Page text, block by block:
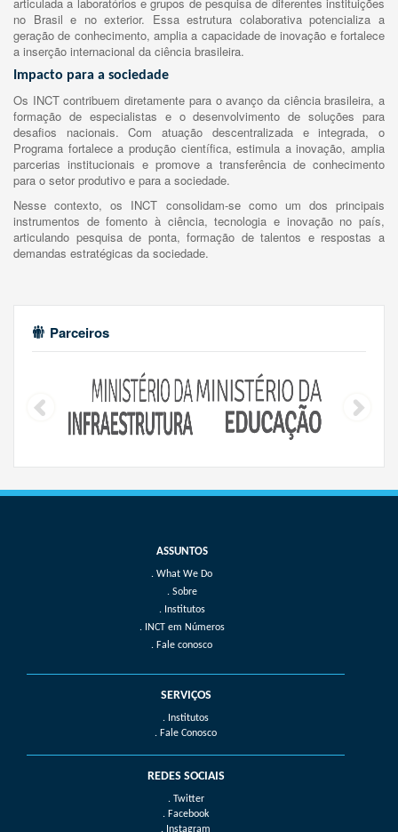
no Brasil e no exterior. Essa estrutura colaborativa potencializa a
geração de conhecimento, amplia a capacidade de inovação e fortalece
a inserção internacional da ciência brasileira.
Impacto para a sociedade
Os INCT contribuem diretamente para o avanço da ciência brasileira, a
formação de especialistas e o desenvolvimento de soluções para
desafios nacionais. Com atuação descentralizada e integrada, o
Programa fortalece a produção científica, estimula a inovação, amplia
parcerias institucionais e promove a transferência de conhecimento
para o setor produtivo e para a sociedade.
Nesse contexto, os INCT consolidam-se como um dos principais
instrumentos de fomento à ciência, tecnologia e inovação no país,
articulando pesquisa de ponta, formação de talentos e respostas a
demandas estratégicas da sociedade.
Parceiros
What We Do
Sobre
Institutos
INCT em Números
Fale conosco
SERVIÇOS
. Institutos
. Fale Conosco
REDES SOCIAIS
. Twitter
. Facebook
. Instagram